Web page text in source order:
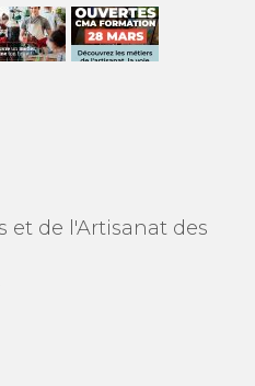
et de l'Artisanat des